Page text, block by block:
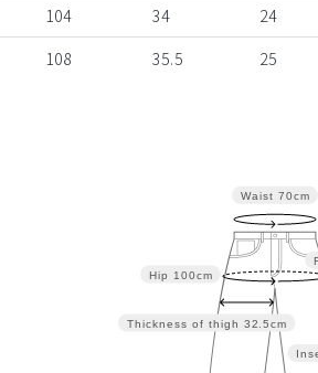
104 34 24
108 35.5 25
Thickness of thigh 32.5cm
Hip 100cm
Waist 70cm